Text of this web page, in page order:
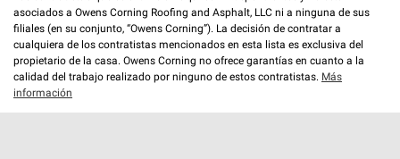
asociados a Owens Corning Roofing and Asphalt, LLC ni a ninguna de sus
filiales (en su conjunto, “Owens Corning”). La decisión de contratar a
cualquiera de los contratistas mencionados en esta lista es exclusiva del
propietario de la casa. Owens Corning no ofrece garantías en cuanto a la
calidad del trabajo realizado por ninguno de estos contratistas. Más
información